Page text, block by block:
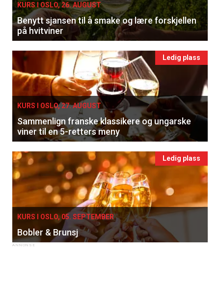
KURS I OSLO, 26. AUGUST
Benytt sjansen til å smake og lære forskjellen
på hvitviner
Ledig plass
KURS I OSLO, 27. AUGUST
Sammenlign franske klassikere og ungarske
viner til en 5-retters meny
Ledig plass
KURS I OSLO, 05. SEPTEMBER
Bobler & Brunsj